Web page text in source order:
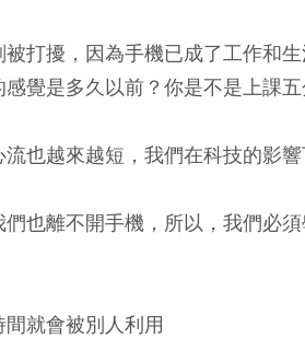
打擾，因為手機已成了工作和
覺是多久以前？你是不是上課
也越來越短，我們在科技的影
也離不開手機，所以，我們必
就會被別人利用